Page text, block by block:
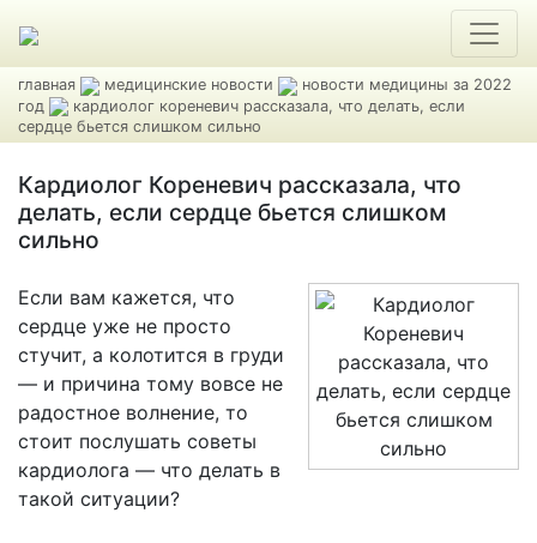
главная медицинские новости
новости медицины за 2022
год
кардиолог кореневич рассказала, что делать, если
сердце бьется слишком сильно
Кардиолог Кореневич рассказала, что
делать, если сердце бьется слишком
сильно
Если вам кажется, что
сердце уже не просто
стучит, а колотится в груди
— и причина тому вовсе не
радостное волнение, то
стоит послушать советы
кардиолога — что делать в
такой ситуации?